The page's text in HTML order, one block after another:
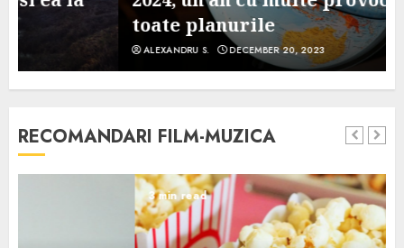
toate planurile
DECEMBER 20, 2023
RECOMANDARI FILM-MUZICA